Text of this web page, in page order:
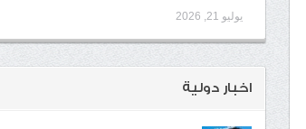
يوليو 21, 2026
اخبار دولية